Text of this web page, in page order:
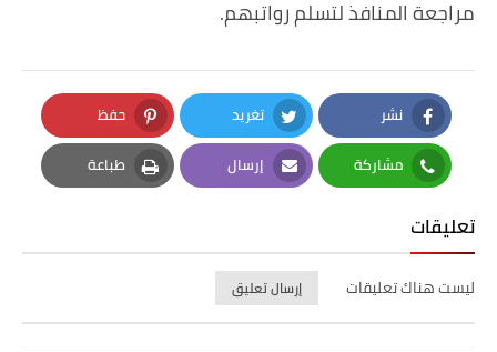
مراجعة المنافذ لتسلم رواتبهم.
نشر
Facebook
تغريد
Twitter
حفظ
Pinterest
مشاركة
Whatsapp
إرسال
Email
طباعة
Print
تعليقات
ليست هناك تعليقات إرسال تعليق